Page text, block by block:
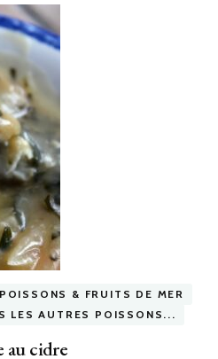
POISSONS & FRUITS DE MER
LES AUTRES POISSONS...
au cidre